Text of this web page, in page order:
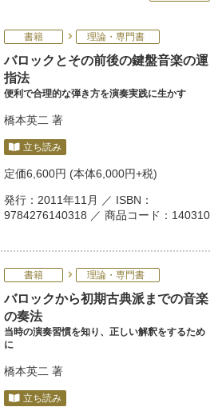
書籍 理論・専門書
バロックとその前後の鍵盤音楽の運
指法
便利で合理的な弾き方を演奏実践に生かす
橋本英二 著
立ち読み
定価6,600円 (本体6,000円+税)
発行：2011年11月 ／ ISBN：
9784276140318 ／ 商品コード：140310
書籍 理論・専門書
バロックから初期古典派までの音楽
の奏法
当時の演奏習慣を知り、正しい解釈をするため
に
橋本英二 著
立ち読み